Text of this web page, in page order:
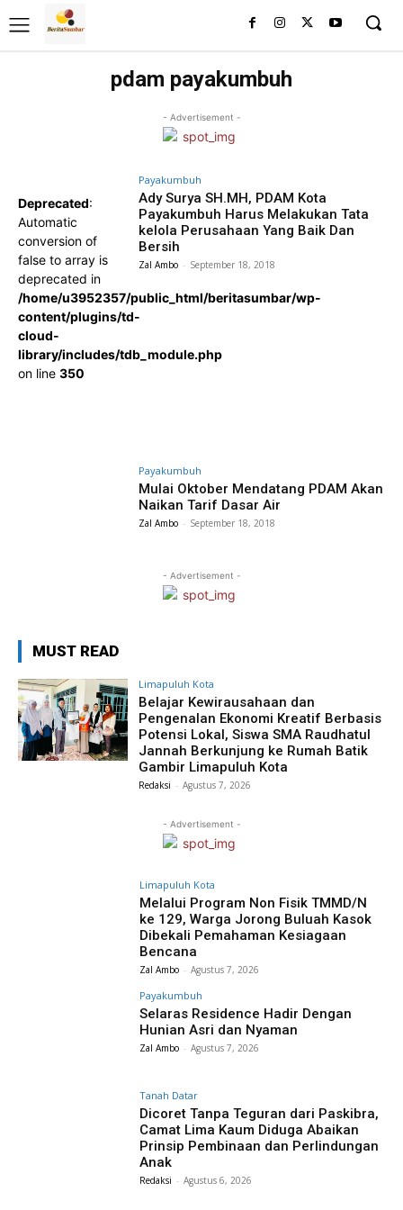
pdam payakumbuh
- Advertisement -
Deprecated:
Automatic
conversion of
false to array is
deprecated in
/home/u3952357/public_html/beritasumbar/wp-
content/plugins/td-
cloud-
library/includes/tdb_module.php
on line 350
Payakumbuh
Ady Surya SH.MH, PDAM Kota
Payakumbuh Harus Melakukan Tata
kelola Perusahaan Yang Baik Dan
Bersih
Zal Ambo - September 18, 2018
Payakumbuh
Mulai Oktober Mendatang PDAM Akan
Naikan Tarif Dasar Air
Zal Ambo - September 18, 2018
- Advertisement -
MUST READ
Limapuluh Kota
Belajar Kewirausahaan dan
Pengenalan Ekonomi Kreatif Berbasis
Potensi Lokal, Siswa SMA Raudhatul
Jannah Berkunjung ke Rumah Batik
Gambir Limapuluh Kota
Redaksi - Agustus 7, 2026
- Advertisement -
Limapuluh Kota
Melalui Program Non Fisik TMMD/N
ke 129, Warga Jorong Buluah Kasok
Dibekali Pemahaman Kesiagaan
Bencana
Zal Ambo - Agustus 7, 2026
Payakumbuh
Selaras Residence Hadir Dengan
Hunian Asri dan Nyaman
Zal Ambo - Agustus 7, 2026
Tanah Datar
Dicoret Tanpa Teguran dari Paskibra,
Camat Lima Kaum Diduga Abaikan
Prinsip Pembinaan dan Perlindungan
Anak
Redaksi - Agustus 6, 2026